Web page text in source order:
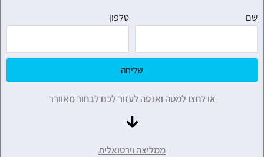
שם טלפון
שליחה
או לחצו למטה ואנסה לעזור לכם לבחור מאוורר
ממליצה וירטואלית